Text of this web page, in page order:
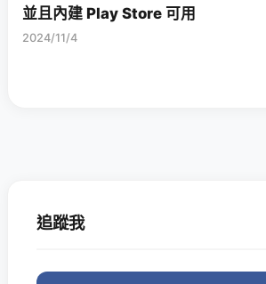
並且內建 Play Store 可用
2024/11/4
追蹤我